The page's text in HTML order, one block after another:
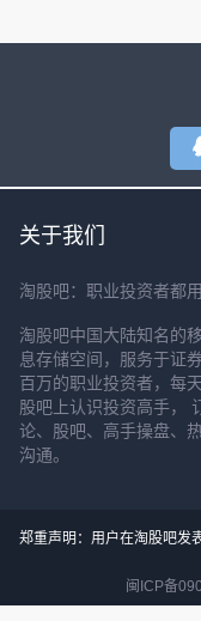
关于我们
淘股吧：职业投资者都
淘股吧中国大陆知名的
息存储空间，服务于证
百万的职业投资者，每
股吧上认识投资高手，
论、股吧、高手操盘、
沟通。
郑重声明：用户在淘股吧发
闽ICP备